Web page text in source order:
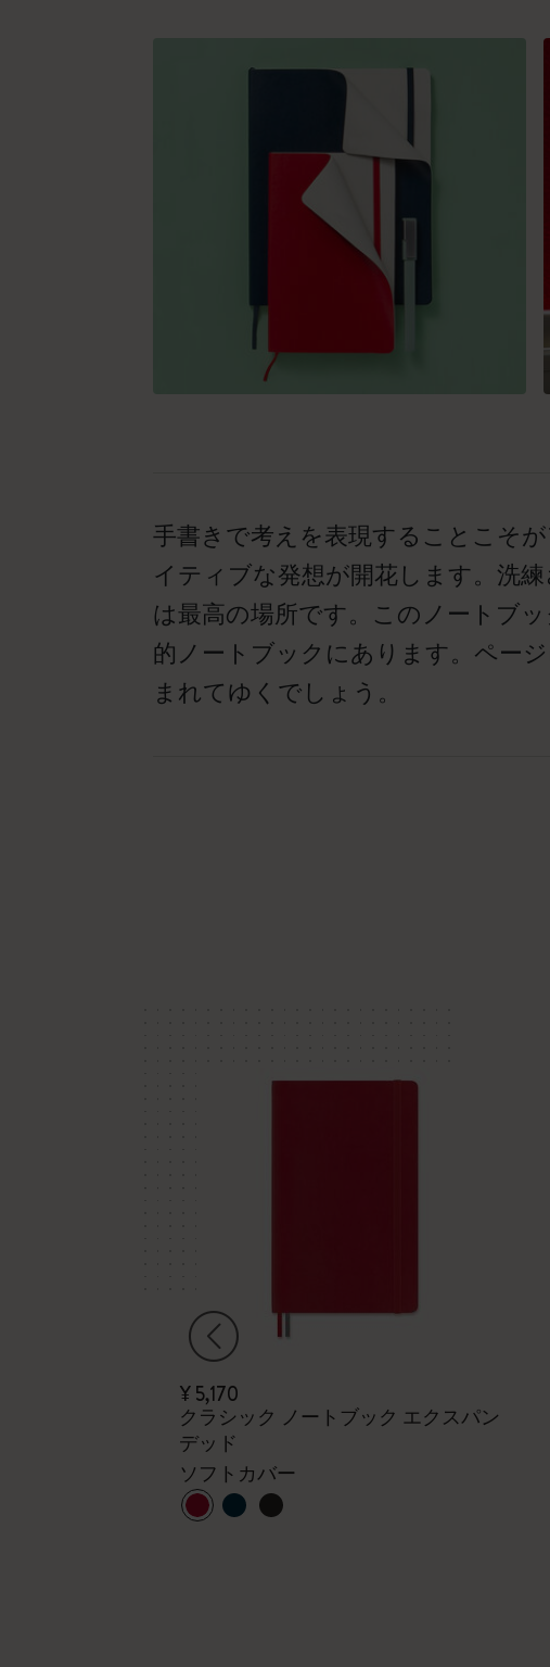
手書きで考えを表現することこそ
イティブな発想が開花します。洗
は最高の場所です。このノートブ
的ノートブックにあります。ペー
まれてゆくでしょう。
¥ 5,170
クラシック ノートブック エクスパン
デッド
ソフトカバー